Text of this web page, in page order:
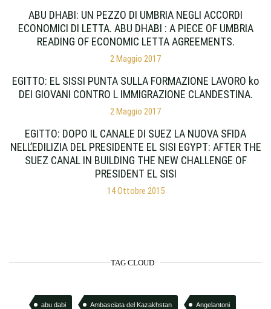
ABU DHABI: UN PEZZO DI UMBRIA NEGLI ACCORDI
ECONOMICI DI LETTA. ABU DHABI : A PIECE OF UMBRIA
READING OF ECONOMIC LETTA AGREEMENTS.
2 Maggio 2017
EGITTO: EL SISSI PUNTA SULLA FORMAZIONE LAVORO ko
DEI GIOVANI CONTRO L IMMIGRAZIONE CLANDESTINA.
2 Maggio 2017
EGITTO: DOPO IL CANALE DI SUEZ LA NUOVA SFIDA
NELL’EDILIZIA DEL PRESIDENTE EL SISI EGYPT: AFTER THE
SUEZ CANAL IN BUILDING THE NEW CHALLENGE OF
PRESIDENT EL SISI
14 Ottobre 2015
TAG CLOUD
abu dabi Ambasciata del Kazakhstan Angelantoni